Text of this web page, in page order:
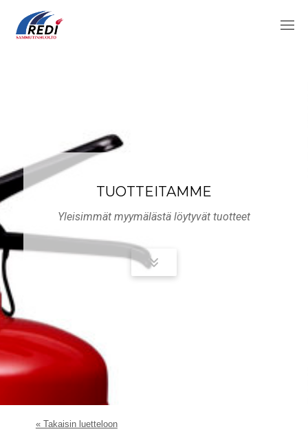
content
TUOTTEITAMME
Yleisimmät myymälästä löytyvät tuotteet
« Takaisin luetteloon